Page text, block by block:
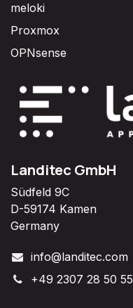
meloki
Proxmox
OPNsense
Landitec GmbH
Südfeld 9C
D-59174 Kamen
Germany
info@landitec.com
+49 2307 28 50 55